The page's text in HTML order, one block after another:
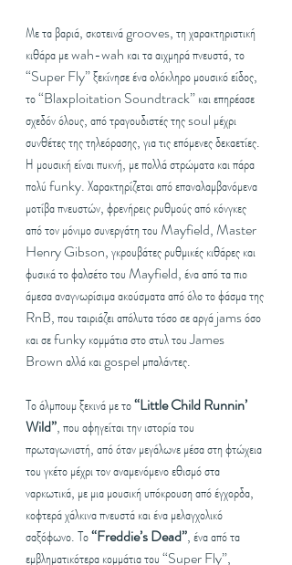
Με τα βαριά, σκοτεινά grooves, τη χαρακτηριστική
κιθάρα με wah-wah και τα αιχμηρά πνευστά, το
“Super Fly” ξεκίνησε ένα ολόκληρο μουσικό είδος,
το “Blaxploitation Soundtrack” και επηρέασε
σχεδόν όλους, από τραγουδιστές της soul μέχρι
συνθέτες της τηλεόρασης, για τις επόμενες δεκαετίες.
Η μουσική είναι πυκνή, με πολλά στρώματα και πάρα
πολύ funky. Χαρακτηρίζεται από επαναλαμβανόμενα
μοτίβα πνευστών, φρενήρεις ρυθμούς από κόνγκες
από τον μόνιμο συνεργάτη του Mayfield, Master
Henry Gibson, γκρουβάτες ρυθμικές κιθάρες και
φυσικά το φαλσέτο του Mayfield, ένα από τα πιο
άμεσα αναγνωρίσιμα ακούσματα από όλο το φάσμα της
RnB, που ταιριάζει απόλυτα τόσο σε αργά jams όσο
και σε funky κομμάτια στο στυλ του James
Brown αλλά και gospel μπαλάντες.
Το άλμπουμ ξεκινά με το “Little Child Runnin’
Wild”, που αφηγείται την ιστορία του
πρωταγωνιστή, από όταν μεγάλωνε μέσα στη φτώχεια
του γκέτο μέχρι τον αναμενόμενο εθισμό στα
ναρκωτικά, με μια μουσική υπόκρουση από έγχορδα,
κοφτερά χάλκινα πνευστά και ένα μελαγχολικό
σαξόφωνο. Το “Freddie’s Dead”, ένα από τα
εμβληματικότερα κομμάτια του “Super Fly”,